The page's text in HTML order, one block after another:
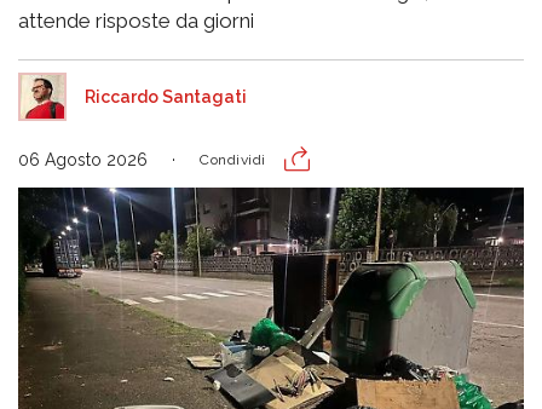
attende risposte da giorni
Riccardo Santagati
06 Agosto 2026 Condividi